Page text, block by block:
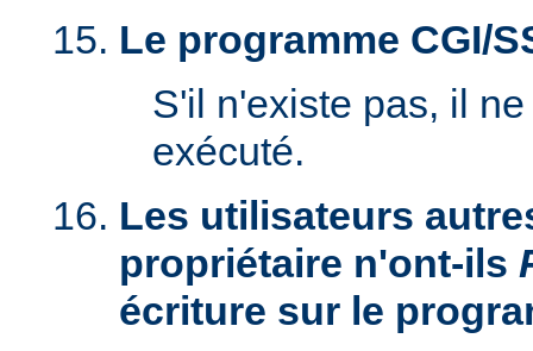
Le programme CGI/
S'il n'existe pas, il
exécuté.
Les utilisateurs
propriétaire n'ont-ils
écriture sur le